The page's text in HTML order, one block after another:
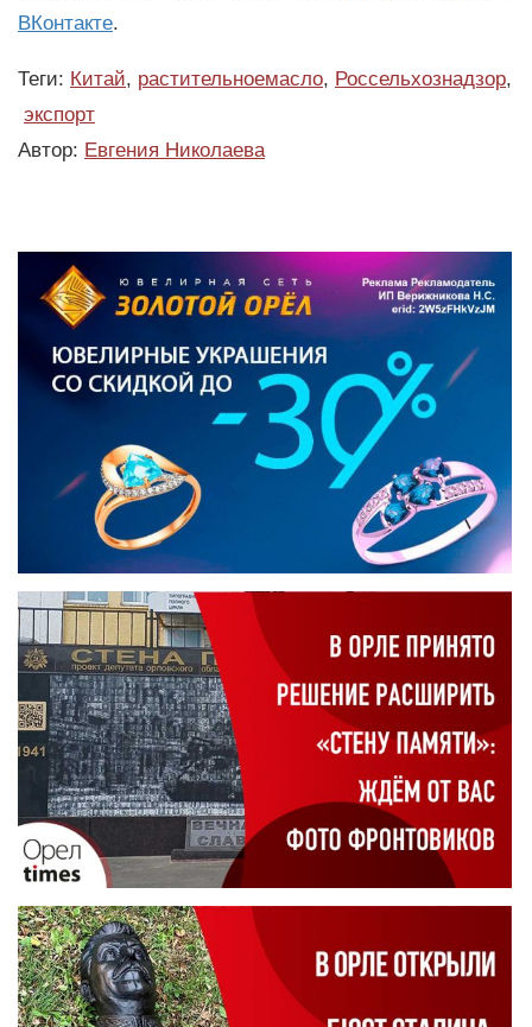
ВКонтакте.
Теги: Китай, растительноемасло, Россельхознадзор,
экспорт
Автор: Евгения Николаева